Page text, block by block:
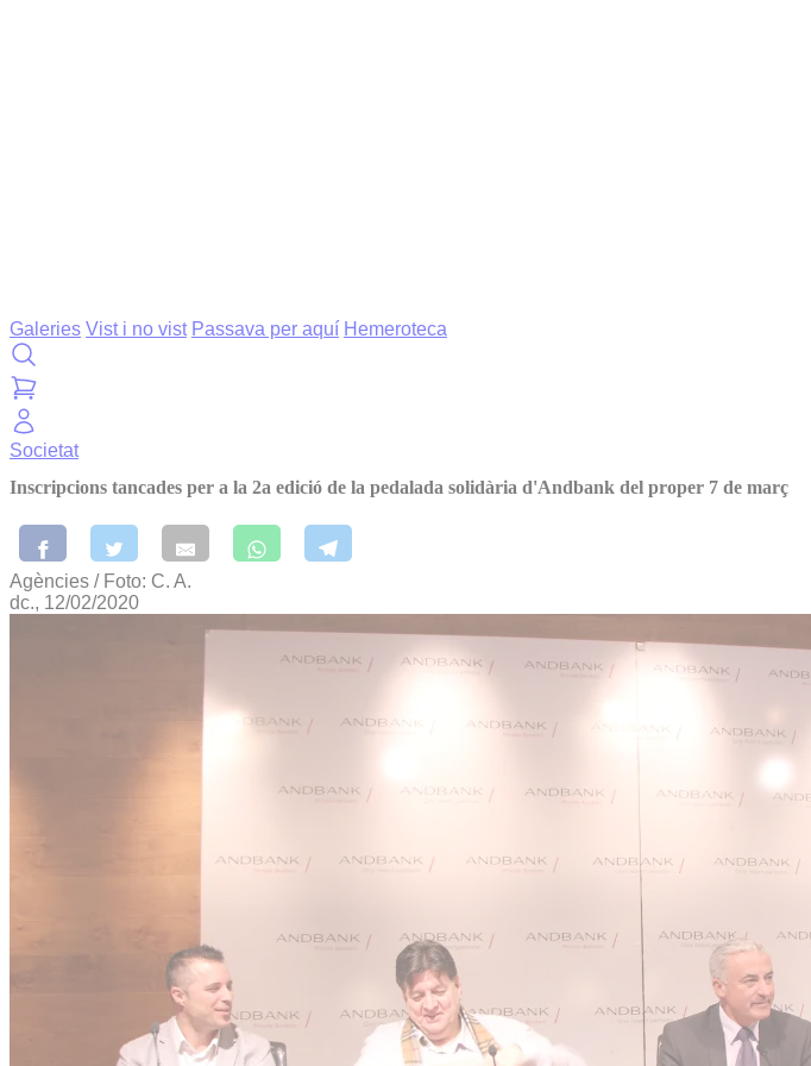
Galeries Vist i no vist Passava per aquí Hemeroteca
Societat
Inscripcions tancades per a la 2a edició de la pedalada solidària d'Andbank del proper 7 de març
Agències / Foto: C. A.
dc., 12/02/2020